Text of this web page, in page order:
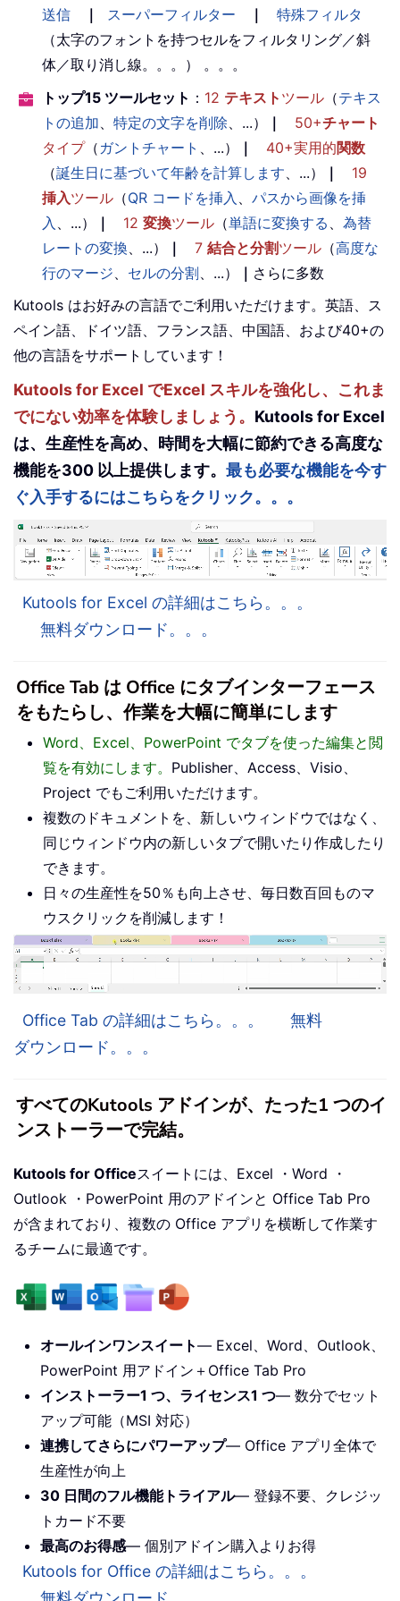
送信
｜ スーパーフィルター ｜
特殊フィルタ
（太字のフォントを持つセルをフィルタリング／斜
体／取り消し線。。。） 。。。
トップ15 ツールセット ： 12 テキスト ツール （テキス
トの追加、 特定の文字を削除、...） ｜ 50+チャート
タイプ（ ガントチャート 、...） ｜ 40+実用的関数
（誕生日に基づいて年齢を計算します、...） ｜
19
挿入ツール （QR コードを挿入 、 パスから画像を挿
入 、...） ｜ 12 変換ツール （単語に変換する 、 為替
レートの変換、...） ｜ 7 結合と分割ツール （高度な
行のマージ、 セルの分割、...） ｜ さらに多数
Kutools はお好みの言語でご利用いただけます。英語、ス
ペイン語、ドイツ語、フランス語、中国語、および40+の
他の言語をサポートしています！
Kutools for Excel でExcel スキルを強化し、これま
でにない効率を体験しましょう。 Kutools for Excel
は、生産性を高め、時間を大幅に節約できる高度な
機能を300 以上提供します。 最も必要な機能を今す
ぐ入手するにはこちらをクリック。。。
Kutools for Excel の詳細はこちら。。。
無料ダウンロード。。。
Office Tab は Office にタブインターフェース
をもたらし、作業を大幅に簡単にします
Word、Excel、PowerPoint でタブを使った編集と閲
覧を有効にします。 Publisher、Access、Visio、
Project でもご利用いただけます。
複数のドキュメントを、新しいウィンドウではなく、
同じウィンドウ内の新しいタブで開いたり作成したり
できます。
日々の生産性を50％も向上させ、毎日数百回ものマ
ウスクリックを削減します！
Office Tab の詳細はこちら。。。
無料
ダウンロード。。。
すべてのKutools アドインが、たった1 つのイ
ンストーラーで完結。
Kutools for Officeスイートには、Excel ・Word ・
Outlook ・PowerPoint 用のアドインと Office Tab Pro
が含まれており、複数の Office アプリを横断して作業す
るチームに最適です。
オールインワンスイート— Excel、Word、Outlook、
PowerPoint 用アドイン＋Office Tab Pro
インストーラー1 つ、ライセンス1 つ— 数分でセット
アップ可能（MSI 対応）
連携してさらにパワーアップ— Office アプリ全体で
生産性が向上
30 日間のフル機能トライアル— 登録不要、クレジッ
トカード不要
最高のお得感— 個別アドイン購入よりお得
Kutools for Office の詳細はこちら。。。